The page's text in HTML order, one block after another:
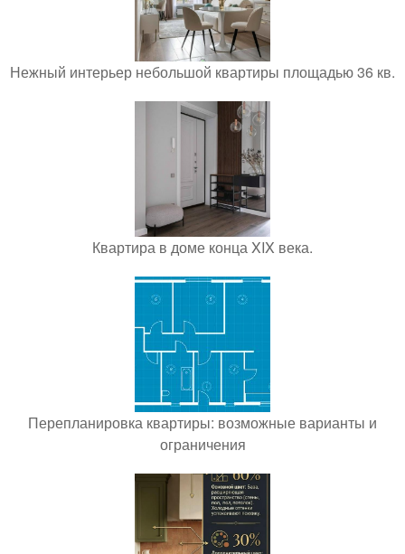
Нежный интерьер небольшой квартиры площадью 36 кв.
Квартира в доме конца XIX века.
Перепланировка квартиры: возможные варианты и
ограничения